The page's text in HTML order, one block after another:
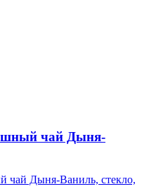
чай Дыня-